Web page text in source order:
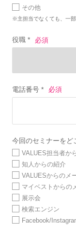
その他
※主担当でなくても、一部
役職 *
電話番号 *
今回のセミナーをど
VALUES担当者か
知人からの紹介
VALUESからのメ
マイベストからの
展示会
検索エンジン
Facebook/